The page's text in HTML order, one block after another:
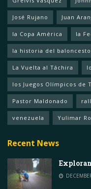
José Rujano Juan
la Copa América la
la historia del
La Vuelta al Táchira
los Juegos Olímpicos de
Pastor Maldonado
venezuela Yulimar
Recent News